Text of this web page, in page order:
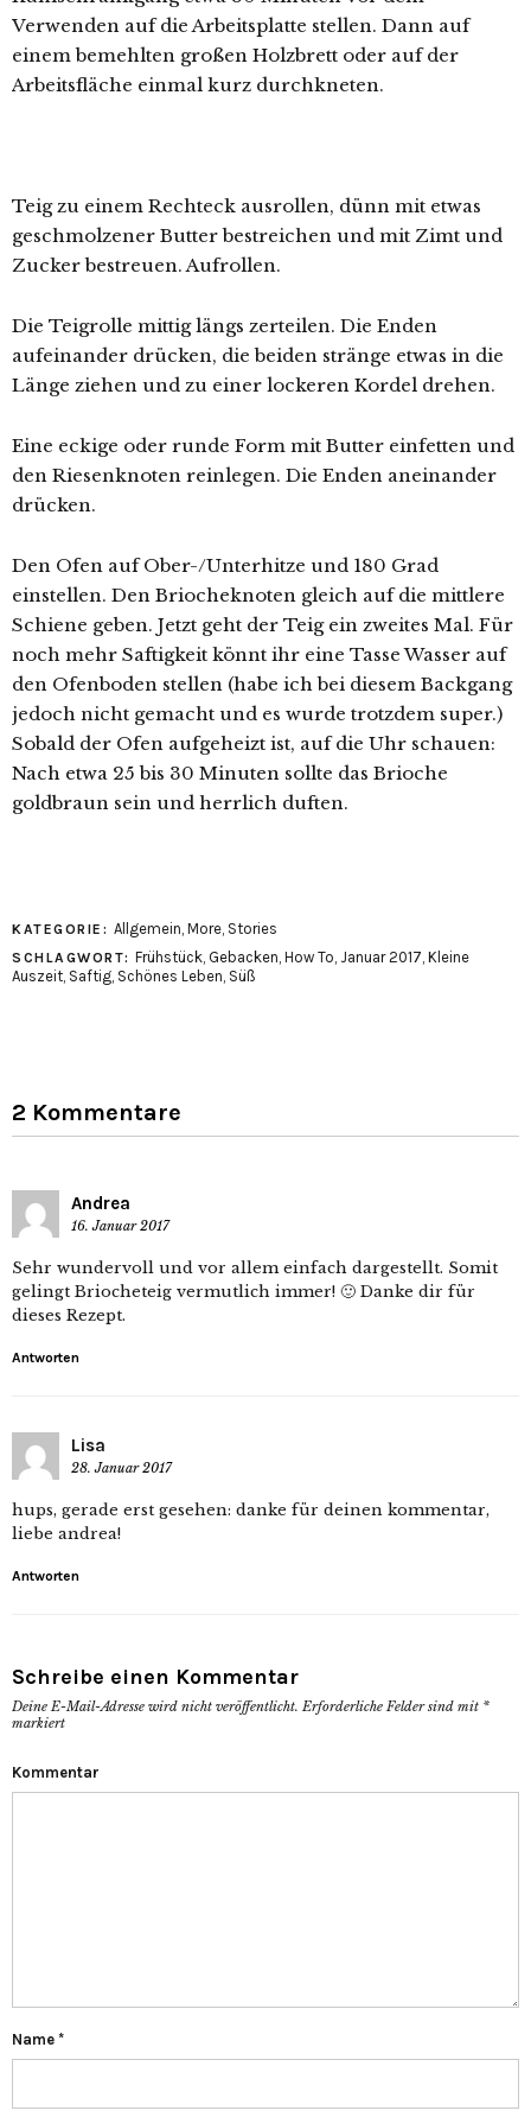
Verwenden auf die Arbeitsplatte stellen. Dann auf
einem bemehlten großen Holzbrett oder auf der
Arbeitsfläche einmal kurz durchkneten.
Teig zu einem Rechteck ausrollen, dünn mit etwas
geschmolzener Butter bestreichen und mit Zimt und
Zucker bestreuen. Aufrollen.
Die Teigrolle mittig längs zerteilen. Die Enden
aufeinander drücken, die beiden stränge etwas in die
Länge ziehen und zu einer lockeren Kordel drehen.
Eine eckige oder runde Form mit Butter einfetten und
den Riesenknoten reinlegen. Die Enden aneinander
drücken.
Den Ofen auf Ober-/Unterhitze und 180 Grad
einstellen. Den Briocheknoten gleich auf die mittlere
Schiene geben. Jetzt geht der Teig ein zweites Mal. Für
noch mehr Saftigkeit könnt ihr eine Tasse Wasser auf
den Ofenboden stellen (habe ich bei diesem Backgang
jedoch nicht gemacht und es wurde trotzdem super.)
Sobald der Ofen aufgeheizt ist, auf die Uhr schauen:
Nach etwa 25 bis 30 Minuten sollte das Brioche
goldbraun sein und herrlich duften.
KATEGORIE: Allgemein, More, Stories
SCHLAGWORT: Frühstück, Gebacken, How To, Januar 2017, Kleine
Auszeit, Saftig, Schönes Leben, Süß
2 Kommentare
Andrea
16. Januar 2017
Sehr wundervoll und vor allem einfach dargestellt. Somit
gelingt Briocheteig vermutlich immer! 🙂 Danke dir für
dieses Rezept.
Antworten
Lisa
28. Januar 2017
hups, gerade erst gesehen: danke für deinen kommentar,
liebe andrea!
Antworten
Schreibe einen Kommentar
Deine E-Mail-Adresse wird nicht veröffentlicht. Erforderliche Felder sind mit *
markiert
Kommentar
Name *